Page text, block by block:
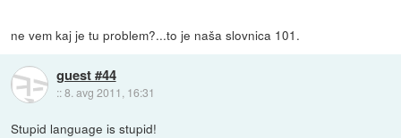
ne vem kaj je tu problem?...to je naša slovnica 101.
guest #44
::8. avg 2011, 16:31
Stupid language is stupid!